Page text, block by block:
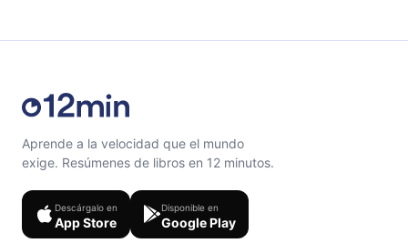
Aprende a la velocidad que el mundo
exige. Resúmenes de libros en 12 minutos.
Descárgalo en
App Store
Disponible en
Google Play